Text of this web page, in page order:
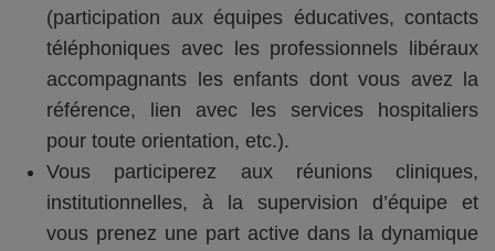
(participation aux équipes éducatives, contacts
téléphoniques avec les professionnels libéraux
accompagnants les enfants dont vous avez la
référence, lien avec les services hospitaliers
pour toute orientation, etc.).
Vous participerez aux réunions cliniques,
institutionnelles, à la supervision d’équipe et
vous prenez une part active dans la dynamique